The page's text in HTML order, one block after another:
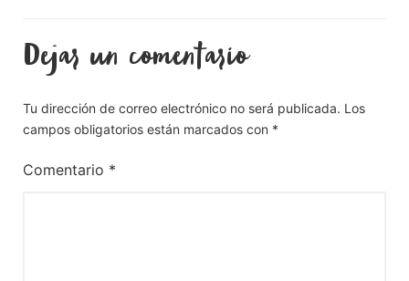
Dejar un comentario
Tu dirección de correo electrónico no será publicada. Los
campos obligatorios están marcados con *
Comentario *